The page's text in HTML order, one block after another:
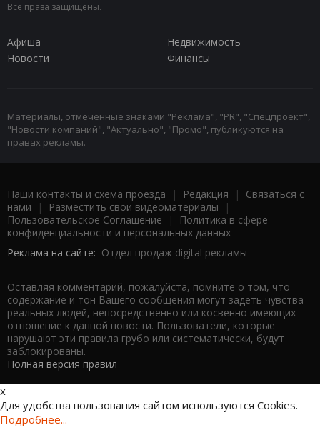
Все права защищены.
Афиша
Недвижимость
Новости
Финансы
Материалы, отмеченные знаками "Реклама", "PR", "Спецпроект",
"Новости компаний", "Актуально", "Промо", публикуются на
правах рекламы.
Наши контакты и схема проезда | Редакция | Связаться с
нами | Разместить свои видеоматериалы |
Пользовательское Соглашение |
Политика в сфере
конфиденциальности и персональных данных
Реклама на сайте: Отдел продаж digital рекламы
Оставляя комментарий, пожалуйста, помните о том, что
содержание и тон Вашего сообщения могут задеть чувства
реальных людей, непосредственно или косвенно имеющих
отношение к данной новости. Пользователи, которые
нарушают эти правила грубо или систематически, будут
заблокированы.
Полная версия правил
x
Для удобства пользования сайтом используются Cookies.
Подробнее...